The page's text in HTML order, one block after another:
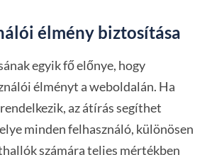
élmény biztosítása
egyik fő előnye, hogy
élményt a weboldalán. Ha
az átírás segíthet
minden felhasználó, különösen
számára teljes mértékben